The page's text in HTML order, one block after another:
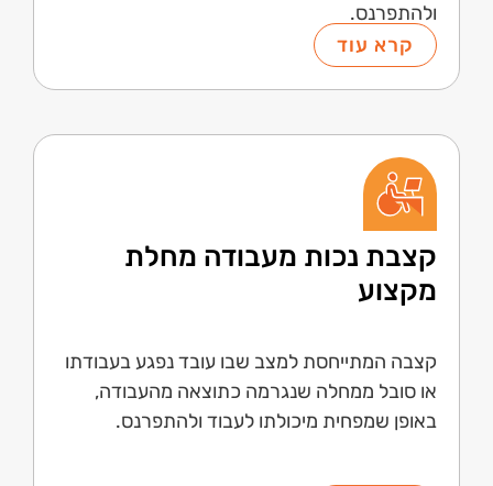
ולהתפרנס.
קרא עוד
קצבת נכות מעבודה מחלת
מקצוע
קצבה המתייחסת למצב שבו עובד נפגע בעבודתו
או סובל ממחלה שנגרמה כתוצאה מהעבודה,
באופן שמפחית מיכולתו לעבוד ולהתפרנס.